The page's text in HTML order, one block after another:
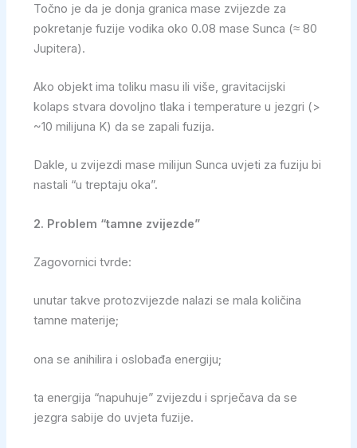
Točno je da je donja granica mase zvijezde za
pokretanje fuzije vodika oko 0.08 mase Sunca (≈ 80
Jupitera).
Ako objekt ima toliku masu ili više, gravitacijski
kolaps stvara dovoljno tlaka i temperature u jezgri (>
~10 milijuna K) da se zapali fuzija.
Dakle, u zvijezdi mase milijun Sunca uvjeti za fuziju bi
nastali “u treptaju oka”.
2. Problem “tamne zvijezde”
Zagovornici tvrde:
unutar takve protozvijezde nalazi se mala količina
tamne materije;
ona se anihilira i oslobađa energiju;
ta energija “napuhuje” zvijezdu i sprječava da se
jezgra sabije do uvjeta fuzije.